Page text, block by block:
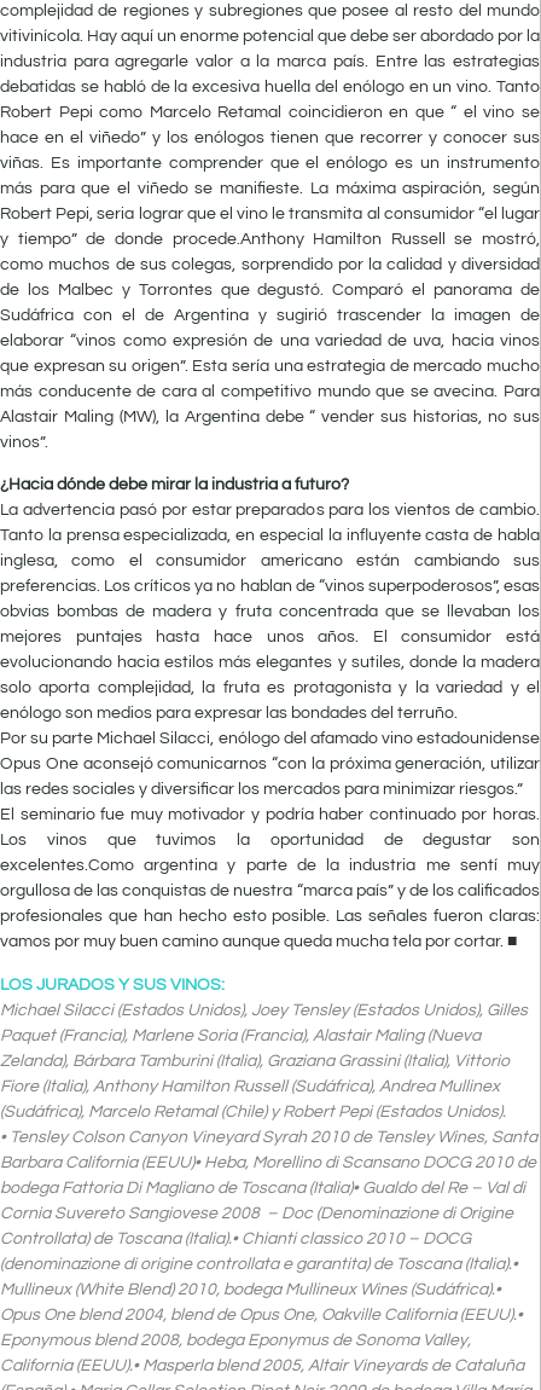
complejidad de regiones y subregiones que posee al resto del mundo
vitivinícola. Hay aquí un enorme potencial que debe ser abordado por la
industria para agregarle valor a la marca país. Entre las estrategias
debatidas se habló de la excesiva huella del enólogo en un vino. Tanto
Robert Pepi como Marcelo Retamal coincidieron en que “ el vino se
hace en el viñedo” y los enólogos tienen que recorrer y conocer sus
viñas. Es importante comprender que el enólogo es un instrumento
más para que el viñedo se manifieste. La máxima aspiración, según
Robert Pepi, seria lograr que el vino le transmita al consumidor “el lugar
y tiempo” de donde procede.Anthony Hamilton Russell se mostró,
como muchos de sus colegas, sorprendido por la calidad y diversidad
de los Malbec y Torrontes que degustó. Comparó el panorama de
Sudáfrica con el de Argentina y sugirió trascender la imagen de
elaborar “vinos como expresión de una variedad de uva, hacia vinos
que expresan su origen”. Esta sería una estrategia de mercado mucho
más conducente de cara al competitivo mundo que se avecina. Para
Alastair Maling (MW), la Argentina debe “ vender sus historias, no sus
vinos”.
¿Hacia dónde debe mirar la industria a futuro?
La advertencia pasó por estar preparados para los vientos de cambio.
Tanto la prensa especializada, en especial la influyente casta de habla
inglesa, como el consumidor americano están cambiando sus
preferencias. Los críticos ya no hablan de “vinos superpoderosos”, esas
obvias bombas de madera y fruta concentrada que se llevaban los
mejores puntajes hasta hace unos años. El consumidor está
evolucionando hacia estilos más elegantes y sutiles, donde la madera
solo aporta complejidad, la fruta es protagonista y la variedad y el
enólogo son medios para expresar las bondades del terruño.
Por su parte Michael Silacci, enólogo del afamado vino estadounidense
Opus One aconsejó comunicarnos “con la próxima generación, utilizar
las redes sociales y diversificar los mercados para minimizar riesgos.”
El seminario fue muy motivador y podría haber continuado por horas.
Los vinos que tuvimos la oportunidad de degustar son
excelentes.Como argentina y parte de la industria me sentí muy
orgullosa de las conquistas de nuestra “marca país” y de los calificados
profesionales que han hecho esto posible. Las señales fueron claras:
vamos por muy buen camino aunque queda mucha tela por cortar. ■
LOS JURADOS Y SUS VINOS:
Michael Silacci (Estados Unidos), Joey Tensley (Estados Unidos), Gilles
Paquet (Francia), Marlene Soria (Francia), Alastair Maling (Nueva
Zelanda), Bárbara Tamburini (Italia), Graziana Grassini (Italia), Vittorio
Fiore (Italia), Anthony Hamilton Russell (Sudáfrica), Andrea Mullinex
(Sudáfrica), Marcelo Retamal (Chile) y Robert Pepi (Estados Unidos).
• Tensley Colson Canyon Vineyard Syrah 2010 de Tensley Wines, Santa
Barbara California (EEUU)• Heba, Morellino di Scansano DOCG 2010 de
bodega Fattoria Di Magliano de Toscana (Italia)• Gualdo del Re – Val di
Cornia Suvereto Sangiovese 2008 – Doc (Denominazione di Origine
Controllata) de Toscana (Italia).• Chianti classico 2010 – DOCG
(denominazione di origine controllata e garantita) de Toscana (Italia).•
Mullineux (White Blend) 2010, bodega Mullineux Wines (Sudáfrica).•
Opus One blend 2004, blend de Opus One, Oakville California (EEUU).•
Eponymous blend 2008, bodega Eponymus de Sonoma Valley,
California (EEUU).• Masperla blend 2005, Altair Vineyards de Cataluña